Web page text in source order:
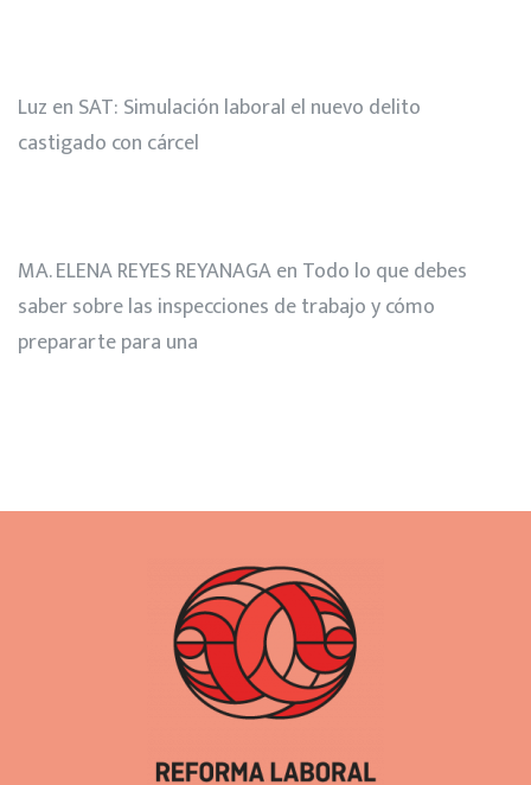
Luz en SAT: Simulación laboral el nuevo delito
castigado con cárcel
MA. ELENA REYES REYANAGAen Todo lo que debes
saber sobre las inspecciones de trabajo y cómo
prepararte para una